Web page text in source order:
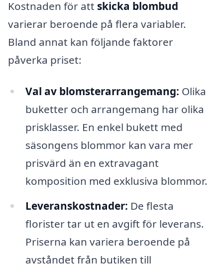
Kostnaden för att skicka blombud
varierar beroende på flera variabler.
Bland annat kan följande faktorer
påverka priset:
Val av blomsterarrangemang: Olika
buketter och arrangemang har olika
prisklasser. En enkel bukett med
säsongens blommor kan vara mer
prisvärd än en extravagant
komposition med exklusiva blommor.
Leveranskostnader: De flesta
florister tar ut en avgift för leverans.
Priserna kan variera beroende på
avståndet från butiken till